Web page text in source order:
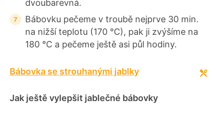
dvoubarevná.
Bábovku pečeme v troubě nejprve 30 min.
na nižší teplotu (170 °C), pak ji zvýšíme na
180 °C a pečeme ještě asi půl hodiny.
Bábovka se strouhanými jablky
Jak ještě vylepšit jablečné bábovky